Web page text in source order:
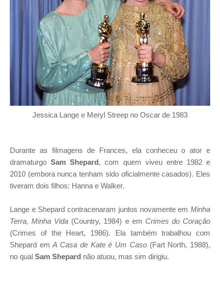
Jessica Lange e Meryl Streep no Oscar de 1983
Durante as filmagens de Frances, ela conheceu o ator e
dramaturgoSam Shepard, com quem viveu entre 1982 e
2010 (embora nunca tenham sido oficialmente casados). Eles
tiveram dois filhos: Hanna e Walker.
Lange e Shepard contracenaram juntos novamente em Minha
Terra, Minha Vida (Country, 1984) e em Crimes do Coração
(Crimes of the Heart, 1986). Ela também trabalhou com
Shepard emA Casa de Kate é Um Caso(Fart North, 1988),
no qual Sam Shepard não atuou, mas sim dirigiu.